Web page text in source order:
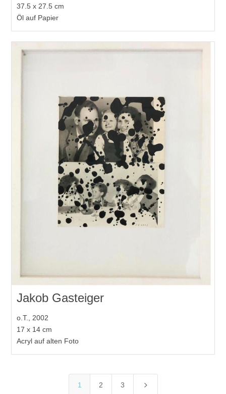
37.5 x 27.5 cm
Öl auf Papier
Jakob Gasteiger
o.T., 2002
17 x 14 cm
Acryl auf alten Foto
1 2 3 5